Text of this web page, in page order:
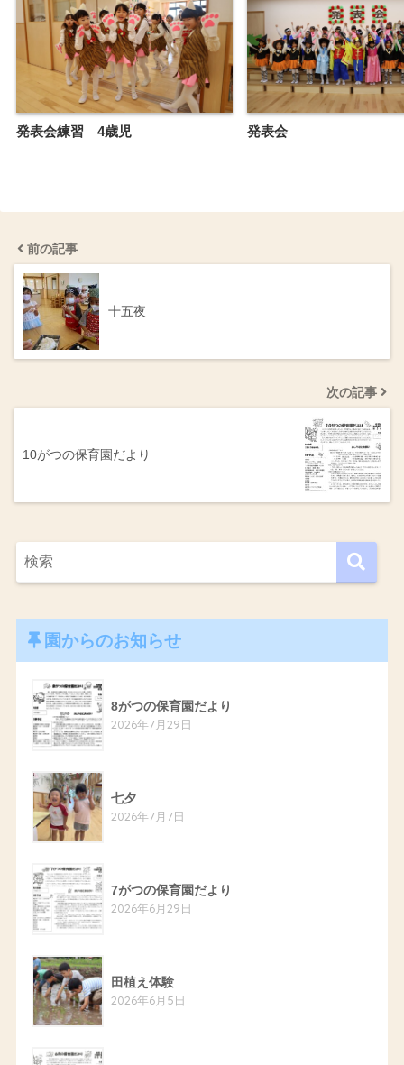
発表会練習 4歳児 発表会
前の記事
十五夜
次の記事
10がつの保育園だより
園からのお知らせ
8がつの保育園だより
2026年7月29日
七夕
2026年7月7日
7がつの保育園だより
2026年6月29日
田植え体験
2026年6月5日